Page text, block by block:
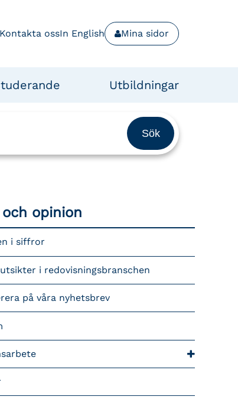
Kontakta ossIn English Mina sidor
Utbildningar
opinion
i siffror
i redovisningsbranschen
på våra nyhetsbrev